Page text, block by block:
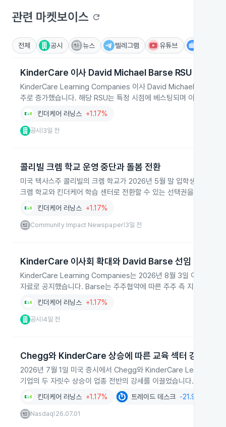
관련 마켓보이스 refresh
전체 공시 뉴스 텔레그램 유튜브
KinderCare 이사 David Michael Barse RSU 23,397
KinderCare Learning Companies 이사 David Michael Barse가
주로 증가했습니다. 해당 RSU는 특정 시점에 베스팅되며 이사직 유지
킨더케어 러닝스 +1.17%
공시 3일 전
콜리빌 크렘 학교 운영 중단과 돌봄 전환
미국 텍사스주 콜리빌의 크렘 학교가 2026년 5월 말 입학생 감소로
크렘 학교와 킨더케어 학습 센터로 전환할 수 있는 선택권을 안내했습
킨더케어 러닝스 +1.17%
Community Impact Newspaper| 3일 전
KinderCare 이사회 확대와 David Barse 선임
KinderCare Learning Companies는 2026년 8월 3일 이사회 정
자료로 공지했습니다. Barse는 주주협약에 따른 주주 측 지명인으로
킨더케어 러닝스 +1.17%
공시 4일 전
Chegg와 KinderCare 상승에 따른 교육 섹터 강세
2026년 7월 1일 미국 증시에서 Chegg와 KinderCare Learning
기업의 두 자릿수 상승이 업종 전반의 강세를 이끌었습니다.
킨더케어 러닝스 +1.17% 트레이드 데스크 -21.90%
Nasdaq 26.07.01